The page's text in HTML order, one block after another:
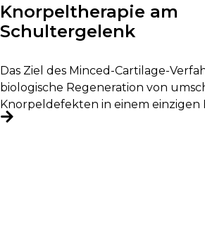
Knorpeltherapie am
Schultergelenk
Das Ziel des Minced-Cartilage-
biologische Regeneration von
Knorpeldefekten in einem einzigen
wird körpereigenes Knorpelgewebe